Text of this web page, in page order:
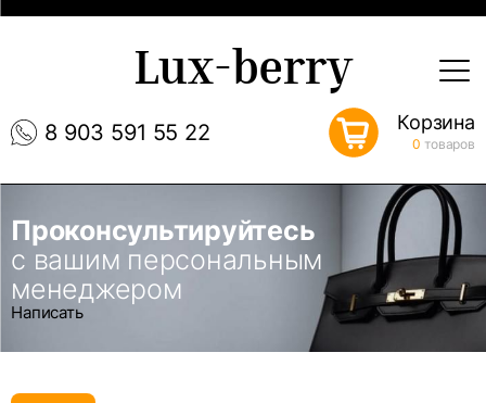
8 903 591 55 22
Lux-berry
Корзина
0 товаров
Проконсультируйтесь
с вашим персональным
менеджером
Написать